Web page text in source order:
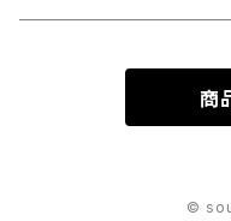
商
©